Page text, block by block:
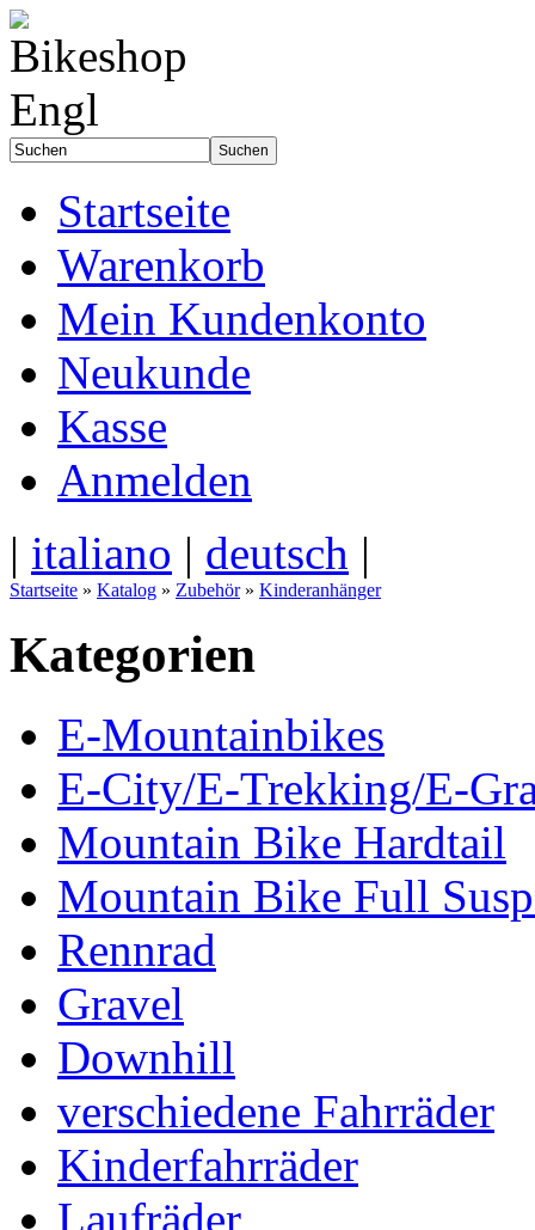
Startseite
Warenkorb
Mein Kundenkonto
Neukunde
Kasse
Anmelden
| italiano | deutsch |
Startseite » Katalog » Zubehör» Kinderanhänger
Kategorien
E-Mountainbikes
E-City/E-Trekking/E-
Mountain Bike Hardtail
Mountain Bike Full
Rennrad
Gravel
Downhill
verschiedene Fahrräder
Kinderfahrräder
Laufräder